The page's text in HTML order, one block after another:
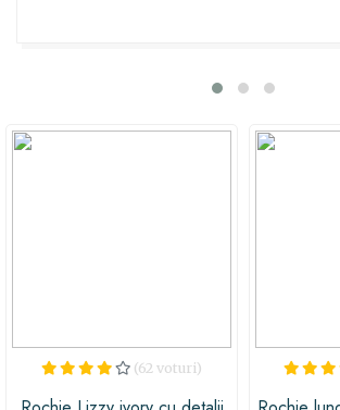
rochie alb fildes va fi cu siguranta o
pentru o inaltime de 175 cm, un bust de
(62 voturi)